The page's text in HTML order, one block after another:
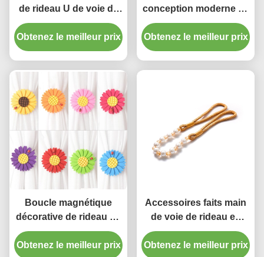
de rideau U de voie de
rideau en pièce de
dortoir en crochet en
cristal de mur des
Obtenez le meilleur prix
conception moderne de
rideau de perle
d'embrasses de haute
qualité de glands en
Obtenez le meilleur prix
Boucle magnétique
décorative de rideau en
supports d'accessoires
de rideau en obligatoire
Obtenez le meilleur prix
Accessoires faits main
de voie de rideau en
perle liant la corde pour
la maison
Obtenez le meilleur prix